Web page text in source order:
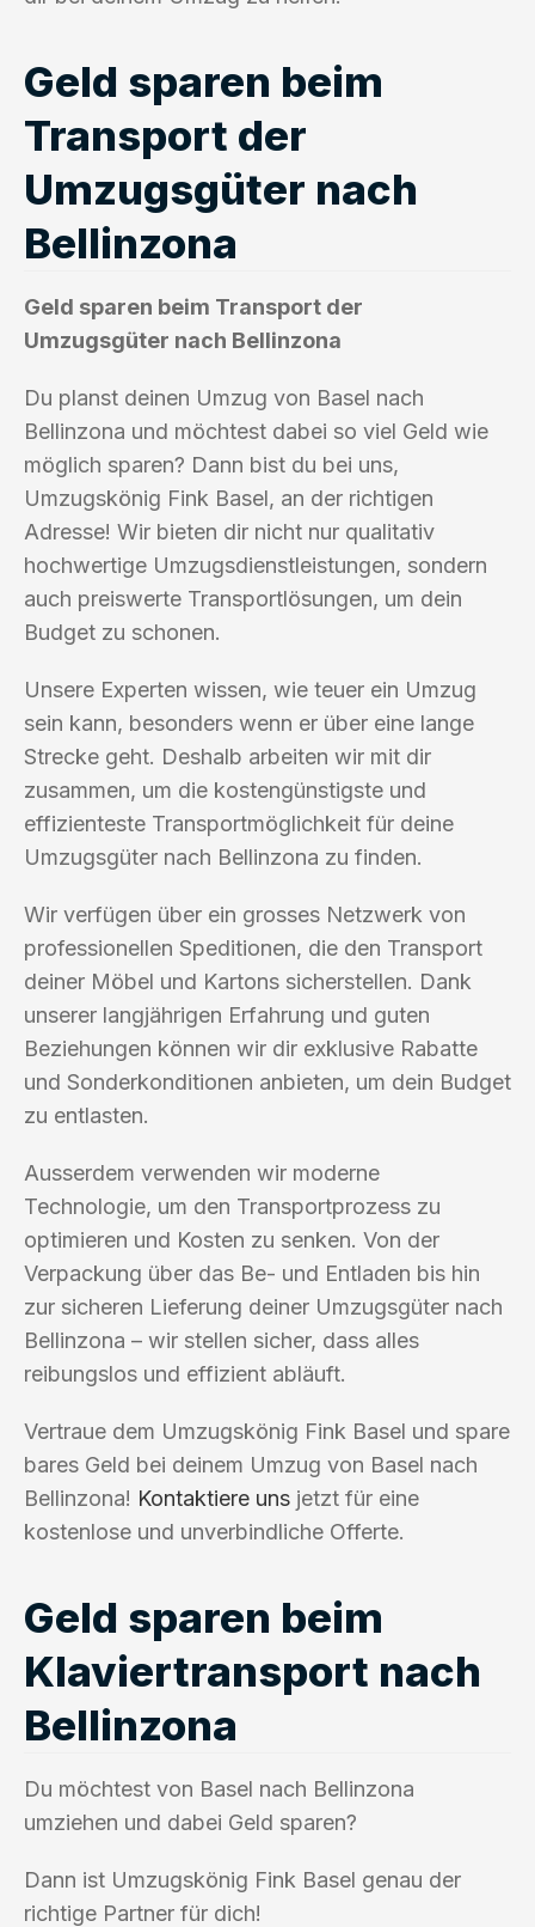
Geld sparen beim
Transport der
Umzugsgüter nach
Bellinzona
Geld sparen beim Transport der
Umzugsgüter nach Bellinzona
Du planst deinen Umzug von Basel nach
Bellinzona und möchtest dabei so viel Geld wie
möglich sparen? Dann bist du bei uns,
Umzugskönig Fink Basel, an der richtigen
Adresse! Wir bieten dir nicht nur qualitativ
hochwertige Umzugsdienstleistungen, sondern
auch preiswerte Transportlösungen, um dein
Budget zu schonen.
Unsere Experten wissen, wie teuer ein Umzug
sein kann, besonders wenn er über eine lange
Strecke geht. Deshalb arbeiten wir mit dir
zusammen, um die kostengünstigste und
effizienteste Transportmöglichkeit für deine
Umzugsgüter nach Bellinzona zu finden.
Wir verfügen über ein grosses Netzwerk von
professionellen Speditionen, die den Transport
deiner Möbel und Kartons sicherstellen. Dank
unserer langjährigen Erfahrung und guten
Beziehungen können wir dir exklusive Rabatte
und Sonderkonditionen anbieten, um dein Budget
zu entlasten.
Ausserdem verwenden wir moderne
Technologie, um den Transportprozess zu
optimieren und Kosten zu senken. Von der
Verpackung über das Be- und Entladen bis hin
zur sicheren Lieferung deiner Umzugsgüter nach
Bellinzona – wir stellen sicher, dass alles
reibungslos und effizient abläuft.
Vertraue dem Umzugskönig Fink Basel und spare
bares Geld bei deinem Umzug von Basel nach
Bellinzona! Kontaktiere uns jetzt für eine
kostenlose und unverbindliche Offerte.
Geld sparen beim
Klaviertransport nach
Bellinzona
Du möchtest von Basel nach Bellinzona
umziehen und dabei Geld sparen?
Dann ist Umzugskönig Fink Basel genau der
richtige Partner für dich!